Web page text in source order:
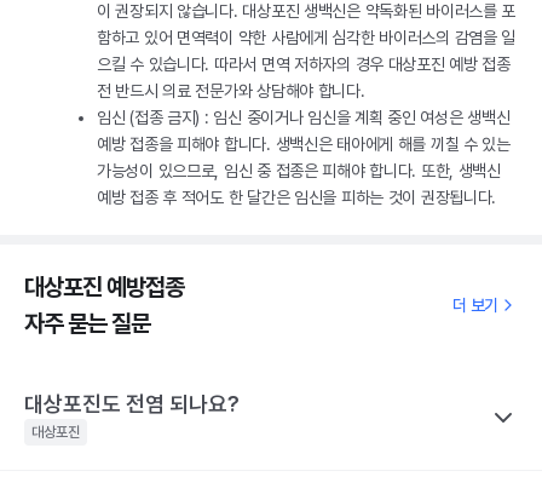
이 권장되지 않습니다. 대상포진 생백신은 약독화된 바이러스를 포
함하고 있어 면역력이 약한 사람에게 심각한 바이러스의 감염을 일
으킬 수 있습니다. 따라서 면역 저하자의 경우 대상포진 예방 접종
전 반드시 의료 전문가와 상담해야 합니다.
임신 (접종 금지) : 임신 중이거나 임신을 계획 중인 여성은 생백신
예방 접종을 피해야 합니다. 생백신은 태아에게 해를 끼칠 수 있는
가능성이 있으므로, 임신 중 접종은 피해야 합니다. 또한, 생백신
예방 접종 후 적어도 한 달간은 임신을 피하는 것이 권장됩니다.
대상포진 예방접종
자주 묻는 질문
더 보기
대상포진도 전염 되나요?
대상포진